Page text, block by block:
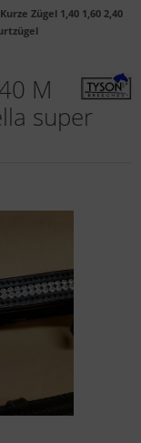
Kurze Zügel 1,40 1,60 2,40
M
super